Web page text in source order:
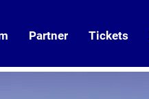
Partner Tickets